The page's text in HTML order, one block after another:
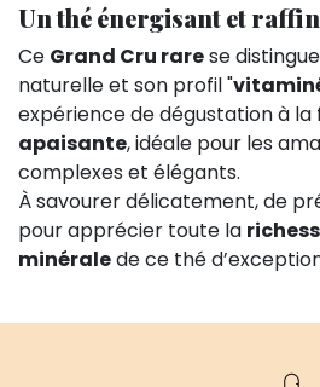
Un thé énergisant et
Ce Grand Cru rarese
naturelle et son profil "
expérience de dégustation à la
apaisante, idéale pour les
complexes et élégants.
À savourer délicatement, de
pour apprécier toute la
minéralede ce thé